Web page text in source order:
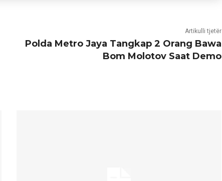
Artikulli tjetër
Polda Metro Jaya Tangkap 2 Orang Bawa
Bom Molotov Saat Demo